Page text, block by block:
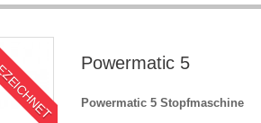
Powermatic 5
Powermatic 5 Stopfmaschine